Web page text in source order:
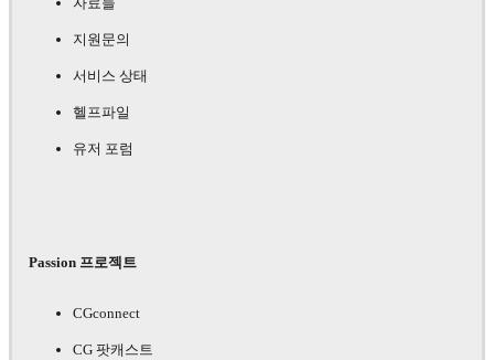
지원문의
서비스 상태
헬프파일
유저 포럼
Passion 프로젝트
CGconnect
CG 팟캐스트